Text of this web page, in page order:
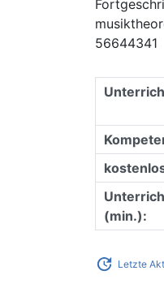
56644341
(min.):
update Letzte